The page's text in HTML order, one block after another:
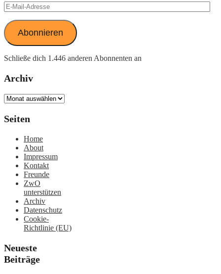
E-
Mail-
Adresse
Abonnieren
Schließe dich 1.446 anderen Abonnenten an
Archiv
Archiv
Seiten
Home
About
Impressum
Kontakt
Freunde
ZwO
unterstützen
Archiv
Datenschutz
Cookie-
Richtlinie (EU)
Neueste
Beiträge